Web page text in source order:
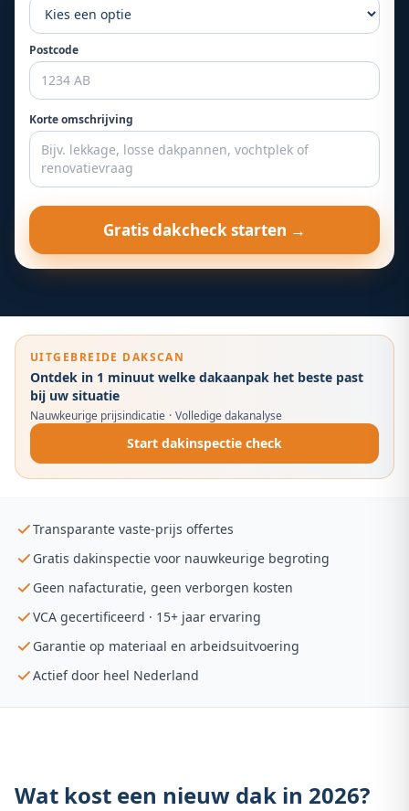
Postcode
Korte omschrijving
Gratis dakcheck starten →
UITGEBREIDE DAKSCAN
Ontdek in 1 minuut welke dakaanpak het beste past
bij uw situatie
Nauwkeurige prijsindicatie · Volledige dakanalyse
Start dakinspectie check
Transparante vaste-prijs offertes
Gratis dakinspectie voor nauwkeurige begroting
Geen nafacturatie, geen verborgen kosten
VCA gecertificeerd · 15+ jaar ervaring
Garantie op materiaal en arbeidsuitvoering
Actief door heel Nederland
Wat kost een nieuw dak in 2026?